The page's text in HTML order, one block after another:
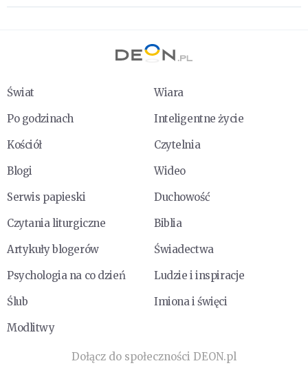
Świat
Wiara
Po godzinach
Inteligentne życie
Kościół
Czytelnia
Blogi
Wideo
Serwis papieski
Duchowość
Czytania liturgiczne
Biblia
Artykuły blogerów
Świadectwa
Psychologia na co dzień
Ludzie i inspiracje
Ślub
Imiona i święci
Modlitwy
Dołącz do społeczności DEON.pl